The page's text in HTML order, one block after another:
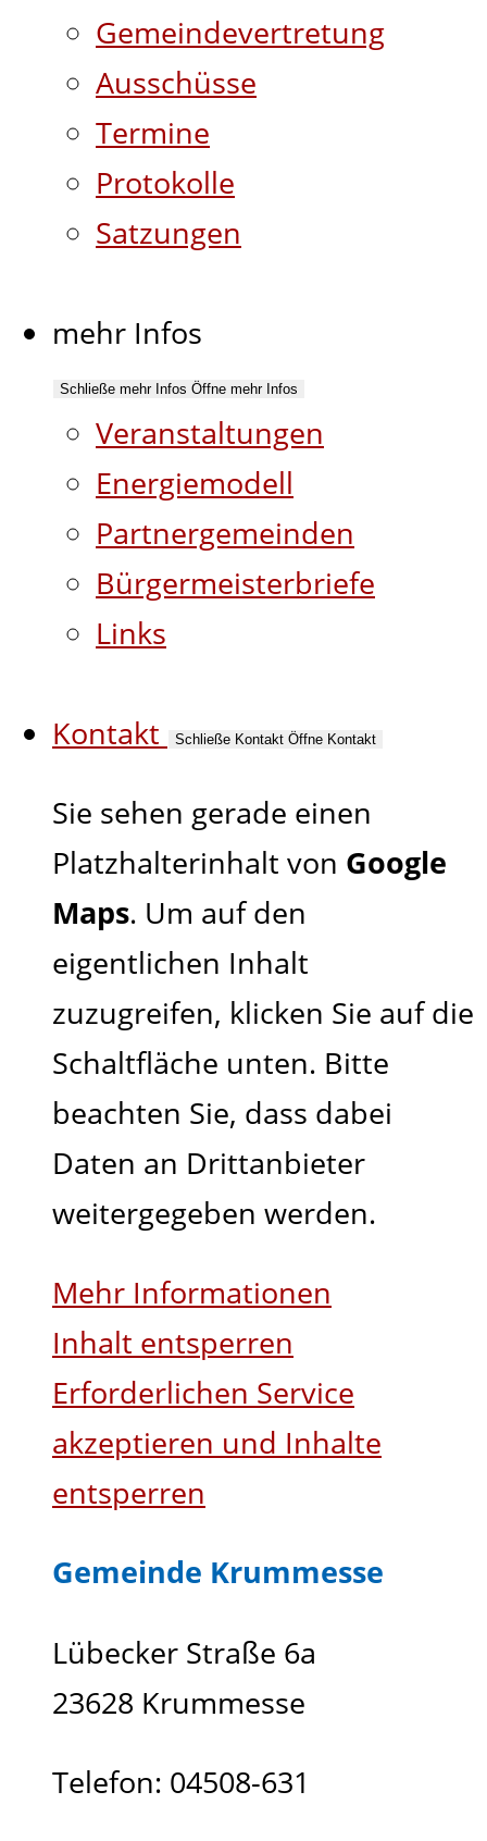
Gemeindevertretung
Ausschüsse
Termine
Protokolle
Satzungen
mehr Infos
Schließe mehr Infos Öffne mehr Infos
Veranstaltungen
Energiemodell
Partnergemeinden
Bürgermeisterbriefe
Links
Kontakt Schließe Kontakt Öffne Kontakt
Sie sehen gerade einen
Platzhalterinhalt von Google
Maps. Um auf den
eigentlichen Inhalt
zuzugreifen, klicken Sie auf die
Schaltfläche unten. Bitte
beachten Sie, dass dabei
Daten an Drittanbieter
weitergegeben werden.
Mehr Informationen
Inhalt entsperren
Erforderlichen Service
akzeptieren und Inhalte
entsperren
Gemeinde Krummesse
Lübecker Straße 6a
23628 Krummesse
Telefon: 04508-631